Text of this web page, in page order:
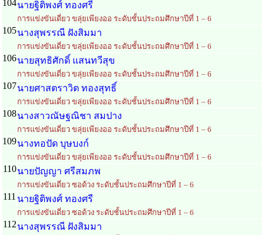
104นายฐิติพงศ์ ทองศรี
การแข่งขันเดี่ยว ขลุ่ยเพียงออ ระดับชั้นประถมศึกษาปีที่ 1 – 6
105นางสุพรรณี ฝังสิมมา
การแข่งขันเดี่ยว ขลุ่ยเพียงออ ระดับชั้นประถมศึกษาปีที่ 1 – 6
106นายสุทธิศักดิ์ แสนทวีสุข
การแข่งขันเดี่ยว ขลุ่ยเพียงออ ระดับชั้นประถมศึกษาปีที่ 1 – 6
107นายศาสตราวิต ทองสุทธิ์
การแข่งขันเดี่ยว ขลุ่ยเพียงออ ระดับชั้นประถมศึกษาปีที่ 1 – 6
108นางสาวณัษฐณิชา สมปาง
การแข่งขันเดี่ยว ขลุ่ยเพียงออ ระดับชั้นประถมศึกษาปีที่ 1 – 6
109นางทอปัด บุษบงก์
การแข่งขันเดี่ยว ขลุ่ยเพียงออ ระดับชั้นประถมศึกษาปีที่ 1 – 6
110นายปัญญา ศรีสมภพ
การแข่งขันเดี่ยว ซอด้วง ระดับชั้นประถมศึกษาปีที่ 1 – 6
111 นายฐิติพงศ์ ทองศรี
การแข่งขันเดี่ยว ซอด้วง ระดับชั้นประถมศึกษาปีที่ 1 – 6
112นางสุพรรณี ฝังสิมมา